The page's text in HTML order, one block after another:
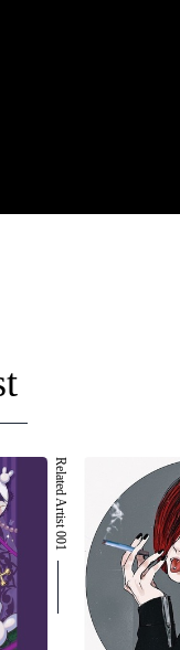
Related Artist 001